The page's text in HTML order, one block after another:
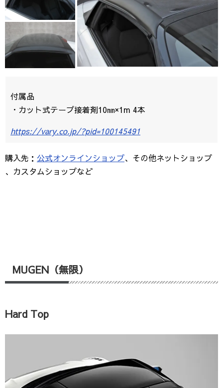
付属品
・カット式テープ接着剤10㎜×1m 4本
https://vary.co.jp/?pid=100145491
購入先： 公式オンラインショップ、その他ネットショップ
、カスタムショップなど
MUGEN（無限）
Hard Top